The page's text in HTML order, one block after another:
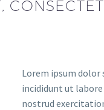
Lorem ipsum
incididunt ut
nostrud